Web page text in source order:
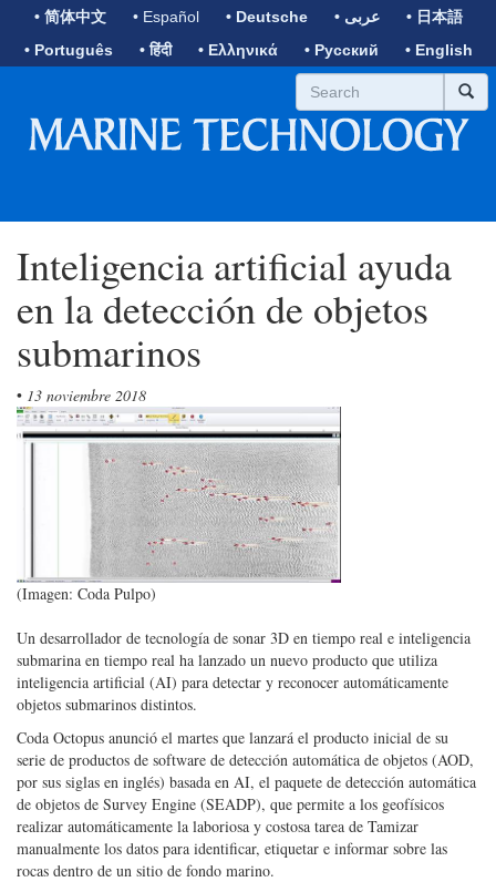
• 简体中文 • Español • Deutsche • عربى
• 日本語
• Português
• हिंदी • Ελληνικά • Русский • English
Inteligencia artificial ayuda
en la detección de objetos
submarinos
• 13 noviembre 2018
(Imagen: Coda Pulpo)
Un desarrollador de tecnología de sonar 3D en tiempo real e inteligencia
submarina en tiempo real ha lanzado un nuevo producto que utiliza
inteligencia artificial (AI) para detectar y reconocer automáticamente
objetos submarinos distintos.
Coda Octopus anunció el martes que lanzará el producto inicial de su
serie de productos de software de detección automática de objetos (AOD,
por sus siglas en inglés) basada en AI, el paquete de detección automática
de objetos de Survey Engine (SEADP), que permite a los geofísicos
realizar automáticamente la laboriosa y costosa tarea de Tamizar
manualmente los datos para identificar, etiquetar e informar sobre las
rocas dentro de un sitio de fondo marino.